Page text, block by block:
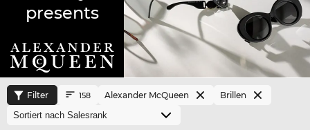
presents
Filter 158 Alexander McQueen Brillen